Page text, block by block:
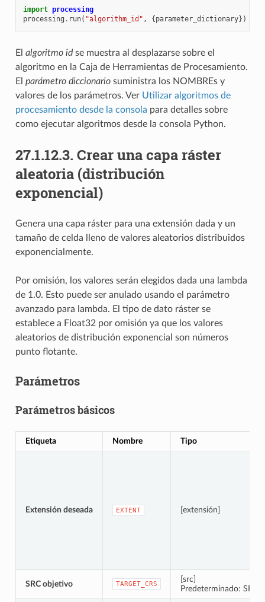
import processing
processing . run( "algorithm_id" , {parameter_dictionary})
El algoritmo idse muestra al desplazarse sobre el
algoritmo en la Caja de Herramientas de Procesamiento.
El parámetro diccionariosuministra los NOMBREs y
valores de los parámetros. Ver Utilizar algoritmos de
procesamiento desde la consola para detalles sobre
como ejecutar algoritmos desde la consola Python.
27.1.12.3. Crear una capa ráster
aleatoria (distribución
exponencial)
Genera una capa ráster para una extensión dada y un
tamaño de celda lleno de valores aleatorios distribuidos
exponencialmente.
Por omisión, los valores serán elegidos dada una lambda
de 1.0. Esto puede ser anulado usando el parámetro
avanzado para lambda. El tipo de dato ráster se
establece a Float32 por omisión ya que los valores
aleatorios de distribución exponencial son números
punto flotante.
Parámetros
Parámetros básicos
Etiqueta Nombre Tipo
Extensión deseada EXTENT [extensión]
SRC objetivo TARGET_CRS
[src]
Predeterminado: SRC